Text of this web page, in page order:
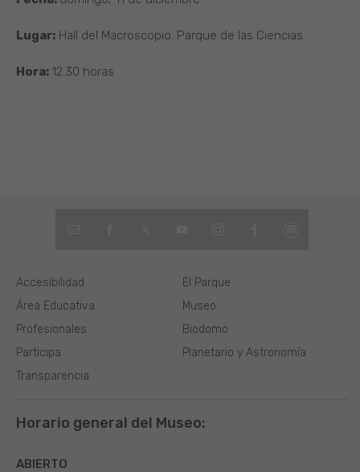
Lugar: Hall del Macroscopio. Parque de las Ciencias
Hora: 12.30 horas
El Parque
Museo
Biodomo
Planetario y Astronomía
Área Educativa
Profesionales
Participa
Transparencia
Accesibilidad
Horario general del Museo:
ABIERTO